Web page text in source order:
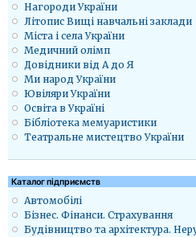
Нагороди України
Літопис Вищі навчальні заклади
Міста і села України
Медичний олімп
Довідники від А до Я
Ми народ України
Ювіляри України
Освіта в Україні
Бібліотека мемуаристики
Театральне мистецтво України
Каталог підприємств
Автомобілі
Бізнес. Фінанси. Страхування
Будівництво та архітектура.